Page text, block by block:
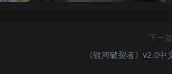
下一
《银河破裂者》v2.0中